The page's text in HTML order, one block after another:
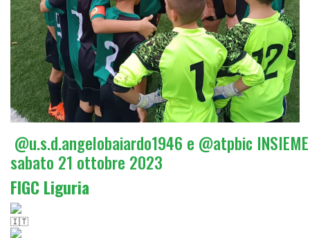
@u.s.d.angelobaiardo1946 e @atpbic INSIEME
sabato 21 ottobre 2023
FIGC Liguria